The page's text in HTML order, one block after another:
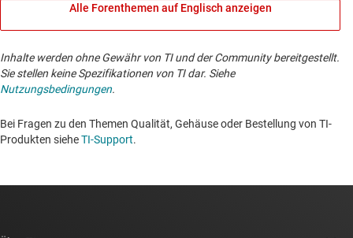
Alle Forenthemen auf Englisch anzeigen
Inhalte werden ohne Gewähr von TI und der Community bereitgestellt.
Sie stellen keine Spezifikationen von TI dar. Siehe
Nutzungsbedingungen.
Bei Fragen zu den Themen Qualität, Gehäuse oder Bestellung von TI-
Produkten sieheTI-Support. ​​​​​​​​​​​​​​